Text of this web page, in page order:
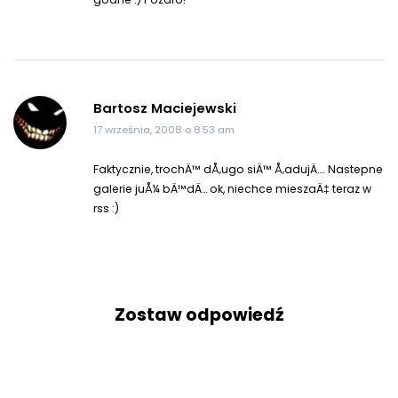
Bartosz Maciejewski
17 września, 2008 o 8:53 am
Faktycznie, trochÄ™ dÅ‚ugo siÄ™ Å‚adujÄ…. Nastepne
galerie juÅ¼ bÄ™dÄ… ok, niechce mieszaÄ‡ teraz w
rss :)
Zostaw odpowiedź